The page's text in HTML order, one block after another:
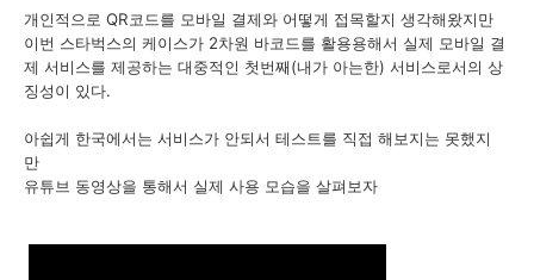
개인적으로 QR코드를 모바일 결제와 어떻게 접목할지 생각해왔지만
이번 스타벅스의 케이스가 2차원 바코드를 활용용해서 실제 모바일 결
제 서비스를 제공하는 대중적인 첫번째(내가 아는한) 서비스로서의 상
징성이 있다.
아쉽게 한국에서는 서비스가 안되서 테스트를 직접 해보지는 못했지
만
유튜브 동영상을 통해서 실제 사용 모습을 살펴보자